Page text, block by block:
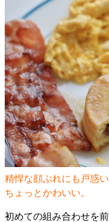
精悍な顔ぶれにも戸惑
ちょっとかわいい。
初めての組み合わせを